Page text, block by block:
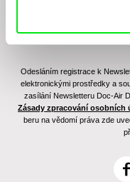
Odesláním registrace k
elektronickými prostředky a
zasílání Newsletteru Doc-Air
Zásady zpracování osobních
beru na vědomí práva zde
F